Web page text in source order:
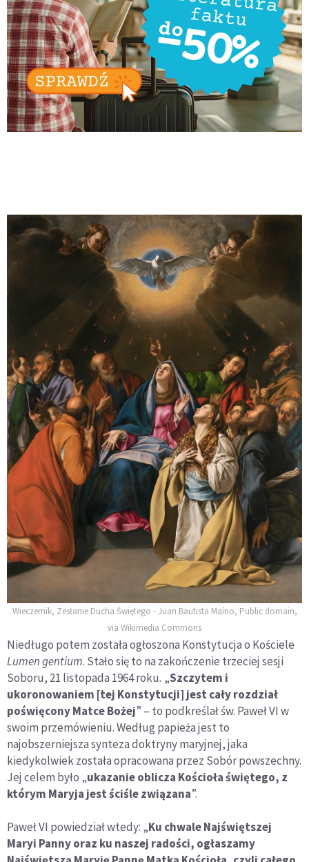
Wieczernik, Zesłanie Ducha Świętego - Juan Bautista Maíno, Public domain,
via Wikimedia Commons
Niedługo potem została ogłoszona Konstytucja o Kościele
Lumen gentium. Stało się to na zakończenie trzeciej sesji
Soboru, 21 listopada 1964 roku. „Szczytem i
ukoronowaniem [tej Konstytucji] jest cały rozdział
poświęcony Matce Bożej” – to podkreślał św. Paweł VI w
swoim przemówieniu. Według papieża jest to
najobszerniejsza synteza doktryny maryjnej, jaka
kiedykolwiek została opracowana przez Sobór powszechny.
Jej celem było „ukazanie oblicza Kościoła świętego, z
którym Maryja jest ściśle związana”.
Paweł VI powiedział wtedy: „Ku chwale Najświętszej
Maryi Panny oraz ku naszej radości, ogłaszamy